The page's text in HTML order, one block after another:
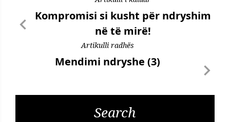
Kompromisi si kusht për ndryshim
në të mirë!
Artikulli radhës
Mendimi ndryshe (3)
Search